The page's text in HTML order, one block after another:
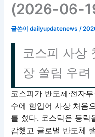
(2026-06-
글쓴이dailyupdatenews/
코스피 사상
장 쏠림 우려
코스피가 반도체·전자
수에 힘입어 사상 처음
를 썼다. 코스닥은 등락
감했고 글로벌 반도체